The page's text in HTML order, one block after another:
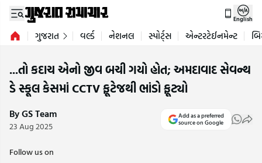
English
ગુજરાત વર્લ્ડ નેશનલ સ્પોર્ટ્સ એન્ટરટેઈનમેન્ટ
...તો કદાચ એનો જીવ બચી ગયો હોત; અમદાવાદ સેવન્થ
ડે સ્કૂલ કેસમાં CCTV ફૂટેજથી ભાંડો ફૂટ્યો
By GS Team
23 Aug 2025
Add as a preferred
source on Google
Follow us on